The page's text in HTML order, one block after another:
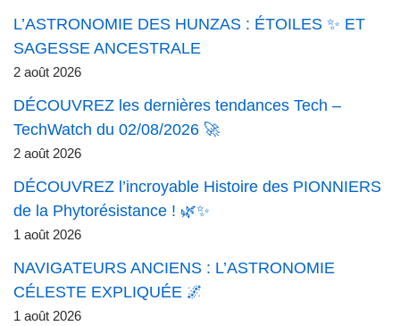
L’ASTRONOMIE DES HUNZAS : ÉTOILES ✨ ET
SAGESSE ANCESTRALE
2 août 2026
DÉCOUVREZ les dernières tendances Tech –
TechWatch du 02/08/2026 🚀
2 août 2026
DÉCOUVREZ l’incroyable Histoire des PIONNIERS
de la Phytorésistance ! 🌿✨
1 août 2026
NAVIGATEURS ANCIENS : L’ASTRONOMIE
CÉLESTE EXPLIQUÉE 🌌
1 août 2026